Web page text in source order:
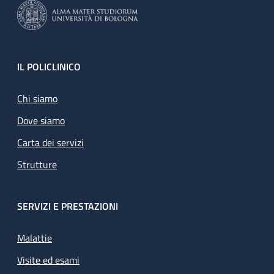
Footer
IL POLICLINICO
Chi siamo
Dove siamo
Carta dei servizi
Strutture
SERVIZI E PRESTAZIONI
Malattie
Visite ed esami